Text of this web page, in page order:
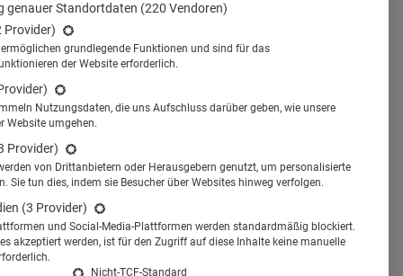
genauer Standortdaten (220 Vendoren)
Provider)
ermöglichen grundlegende Funktionen und sind für das
der Website erforderlich.
Nutzungsdaten, die uns Aufschluss darüber geben, wie unsere
Website umgehen.
Provider)
von Drittanbietern oder Herausgebern genutzt, um personalisierte
Sie tun dies, indem sie Besucher über Websites hinweg verfolgen.
(3 Provider)
und Social-Media-Plattformen werden standardmäßig blockiert.
akzeptiert werden, ist für den Zugriff auf diese Inhalte keine manuelle
Nicht-TCF-Standard